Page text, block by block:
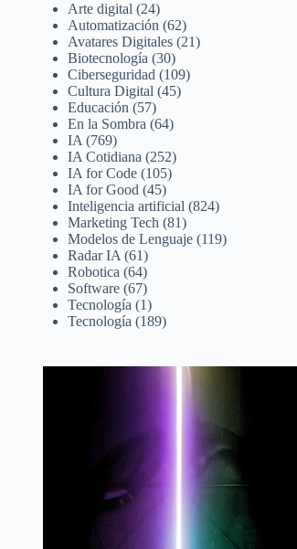
Arte digital (24)
Automatización (62)
Avatares Digitales (21)
Biotecnología (30)
Ciberseguridad (109)
Cultura Digital (45)
Educación (57)
En la Sombra (64)
IA (769)
IA Cotidiana (252)
IA for Code (105)
IA for Good (45)
Inteligencia artificial (824)
Marketing Tech (81)
Modelos de Lenguaje (119)
Radar IA (61)
Robotica (64)
Software (67)
Tecnología (1)
Tecnología (189)